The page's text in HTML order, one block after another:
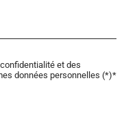
et des
données personnelles (*)*